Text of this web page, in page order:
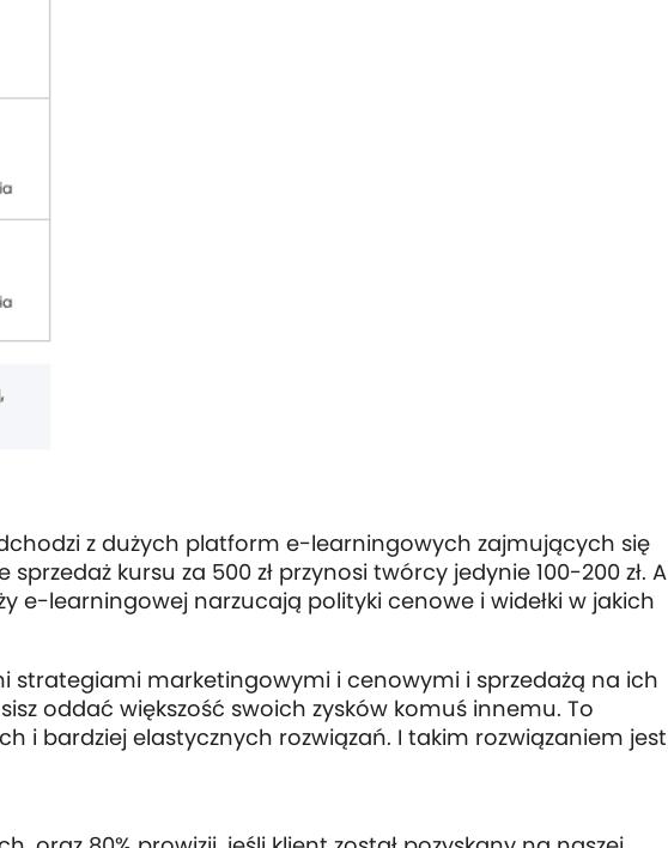
z dużych platform e-learningowych zajmujących się
kursu za 500 zł przynosi twórcy jedynie 100-200 zł. A
e-learningowej narzucają polityki cenowe i widełki w jakich
strategiami marketingowymi i cenowymi i sprzedażą na ich
oddać większość swoich zysków komuś innemu. To
i bardziej elastycznych rozwiązań. I takim rozwiązaniem jest